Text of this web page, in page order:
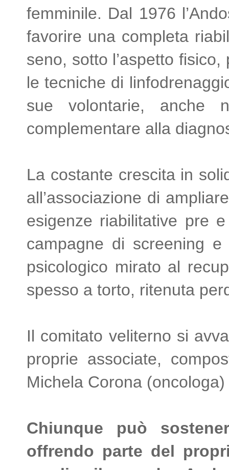
femminile. Dal 1976
favorire una completa
seno, sotto l’aspetto
le tecniche di
sue volontarie, anche
complementare alla
La costante crescita in
all’associazione di
esigenze riabilitative pre
campagne di screening
psicologico mirato al
spesso a torto, ritenuta
Il comitato veliterno si
proprie associate,
Michela Corona
Chiunque può
offrendo parte del